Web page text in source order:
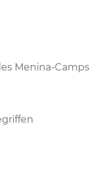
Menina-Camps